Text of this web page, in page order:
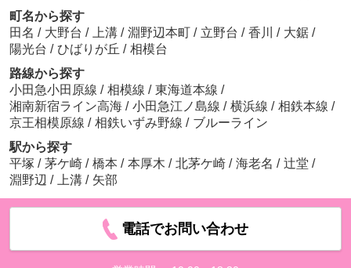
町名から探す
田名 / 大野台 / 上溝 / 淵野辺本町 / 立野台 / 香川 / 大鋸 /
陽光台 / ひばりが丘 / 相模台
路線から探す
小田急小田原線 / 相模線 / 東海道本線 /
湘南新宿ライン高海 / 小田急江ノ島線 / 横浜線 / 相鉄本線 /
京王相模原線 / 相鉄いずみ野線 / ブルーライン
駅から探す
平塚 / 茅ケ崎 / 橋本 / 本厚木 / 北茅ケ崎 / 海老名 / 辻堂 /
淵野辺 / 上溝 / 矢部
電話でお問い合わせ